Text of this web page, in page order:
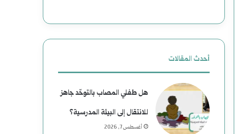
أحدث المقالات
هل طفلي المصاب بالتوحّد جاهز
للانتقال إلى البيئة المدرسية؟
أغسطس 7, 2026